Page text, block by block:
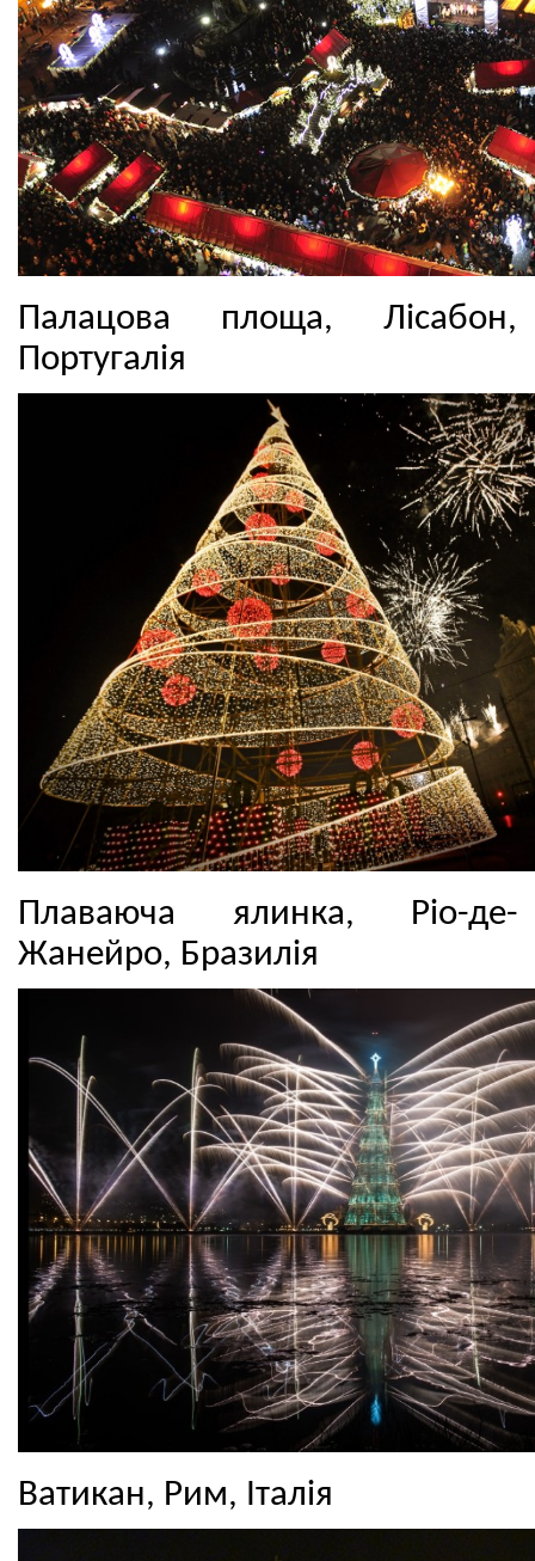
Палацова площа, Лісабон,
Португалія
Плаваюча ялинка, Ріо-де-
Жанейро, Бразилія
Ватикан, Рим, Італія